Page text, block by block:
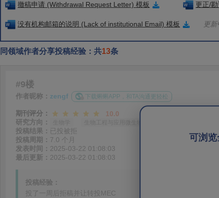
撤稿申请 (Withdrawal Request Letter) 模板 更正/
没有机构邮箱的说明 (Lack of institutional Email) 模板 更
同领域作者分享投稿经验：共13条
可浏
#9楼
作者昵称： zengf 下载蝌蝌APP，和TA沟通更轻松
期刊评分：
10.0
研究方向：
投稿结果： 已投被拒
投稿周期： 7.0 个月
发表时间： 2025-03-22 01:08:03
最后更新： 2025-03-22 01:08:03
投稿经验：
投了一周后拒稿并让转投MEC